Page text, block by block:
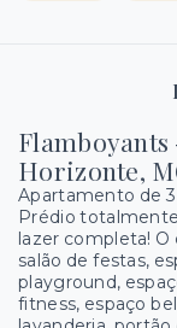
Horizonte,
Apartamento de
Prédio
lazer completa!
salão de festas,
playground,
fitness, espaço